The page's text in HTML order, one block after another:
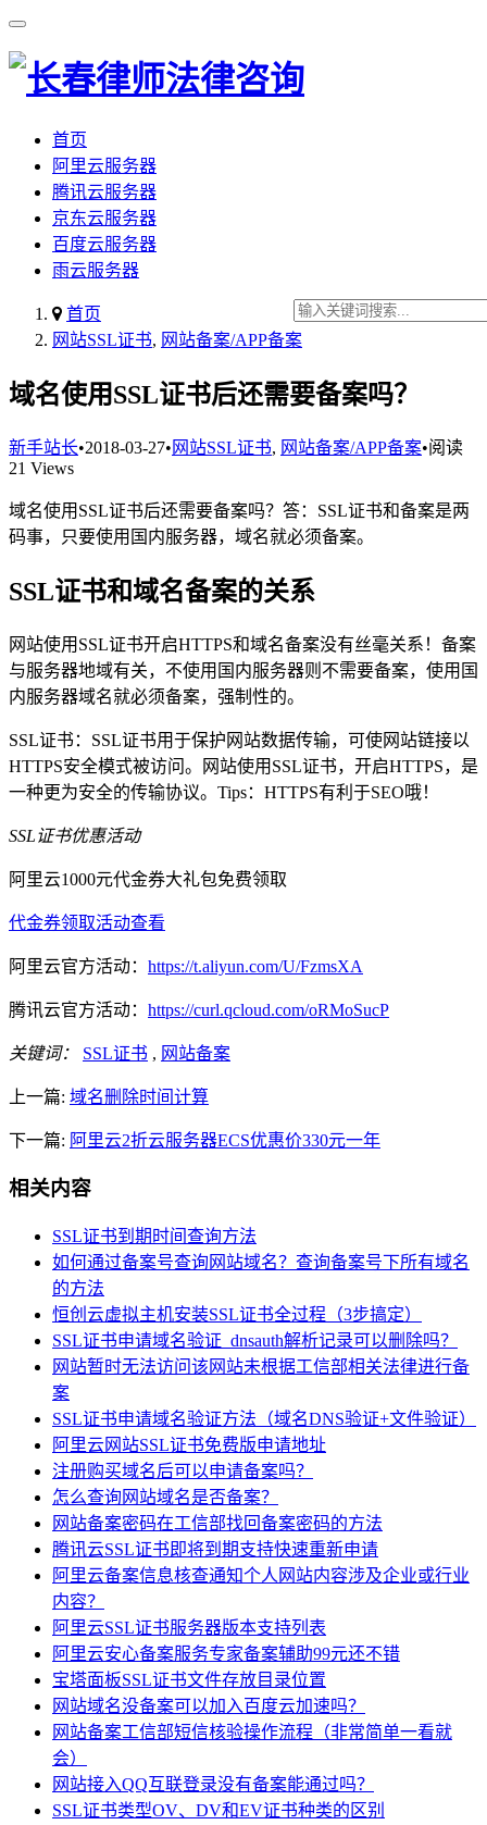
首页
阿里云服务器
腾讯云服务器
京东云服务器
百度云服务器
雨云服务器
首页
网站SSL证书, 网站备案/APP备案
域名使用SSL证书后还需要备案吗？
新手站长•2018-03-27• 网站SSL证书, 网站备案/APP备案•阅读
21 Views
域名使用SSL证书后还需要备案吗？答：SSL证书和备案是两
码事，只要使用国内服务器，域名就必须备案。
SSL证书和域名备案的关系
网站使用SSL证书开启HTTPS和域名备案没有丝毫关系！备案
与服务器地域有关，不使用国内服务器则不需要备案，使用国
内服务器域名就必须备案，强制性的。
SSL证书：SSL证书用于保护网站数据传输，可使网站链接以
HTTPS安全模式被访问。网站使用SSL证书，开启HTTPS，是
一种更为安全的传输协议。Tips：HTTPS有利于SEO哦！
SSL证书优惠活动
阿里云1000元代金券大礼包免费领取
代金券领取活动查看
阿里云官方活动： https://t.aliyun.com/U/FzmsXA
腾讯云官方活动： https://curl.qcloud.com/oRMoSucP
关键词： SSL证书 , 网站备案
上一篇: 域名删除时间计算
下一篇: 阿里云2折云服务器ECS优惠价330元一年
相关内容
SSL证书到期时间查询方法
如何通过备案号查询网站域名？查询备案号下所有域名
的方法
恒创云虚拟主机安装SSL证书全过程（3步搞定）
SSL证书申请域名验证_dnsauth解析记录可以删除吗？
网站暂时无法访问该网站未根据工信部相关法律进行备
案
SSL证书申请域名验证方法（域名DNS验证+文件验证）
阿里云网站SSL证书免费版申请地址
注册购买域名后可以申请备案吗？
怎么查询网站域名是否备案？
网站备案密码在工信部找回备案密码的方法
腾讯云SSL证书即将到期支持快速重新申请
阿里云备案信息核查通知个人网站内容涉及企业或行业
内容？
阿里云SSL证书服务器版本支持列表
阿里云安心备案服务专家备案辅助99元还不错
宝塔面板SSL证书文件存放目录位置
网站域名没备案可以加入百度云加速吗？
网站备案工信部短信核验操作流程（非常简单一看就
会）
网站接入QQ互联登录没有备案能通过吗？
SSL证书类型OV、DV和EV证书种类的区别